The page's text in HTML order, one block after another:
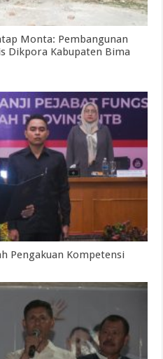
Monta: Pembangunan
Dikpora Kabupaten Bima
Pengakuan Kompetensi